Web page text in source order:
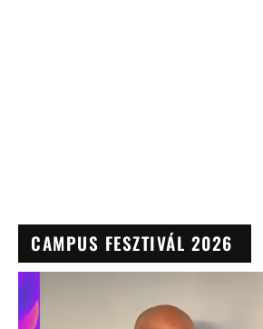
CAMPUS FESZTIVÁL 2026